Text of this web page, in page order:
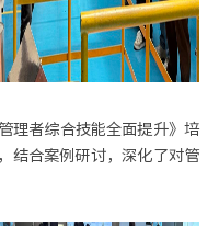
理者综合技能全面提升》培
结合案例研讨，深化了对管